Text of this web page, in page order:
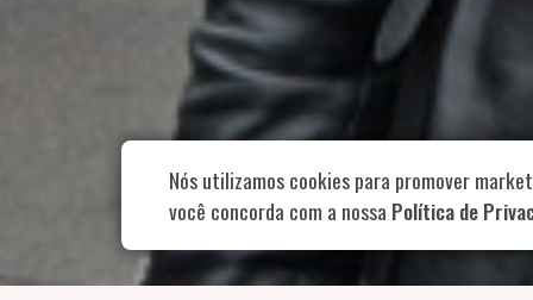
Rua Aurélia,
Nós utilizamos cookies para promover
você concorda com a nossa Política de